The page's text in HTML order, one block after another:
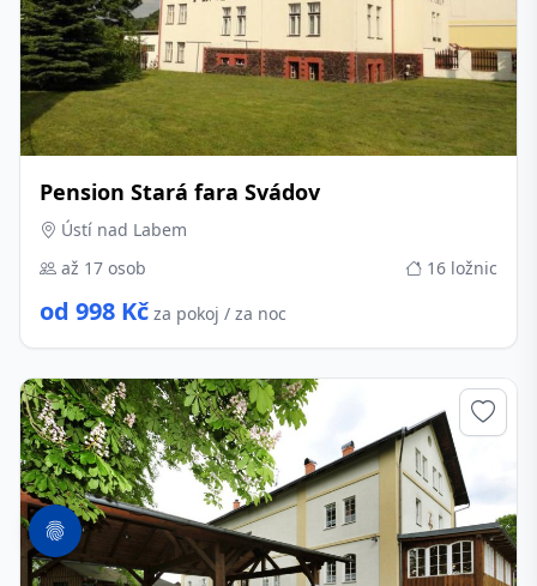
Pension Stará fara Svádov
Ústí nad Labem
až 17 osob
16 ložnic
od 998 Kč za pokoj / za noc